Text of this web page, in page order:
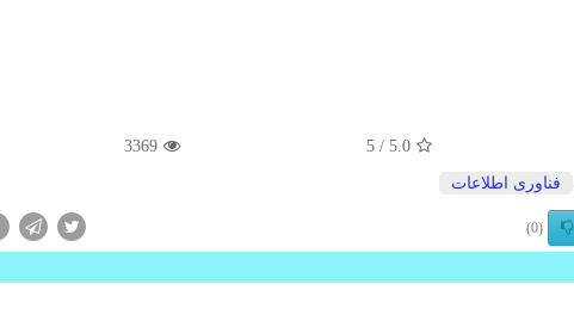
5.0
/ 5
3369
فناوری اطلاعات
(0)